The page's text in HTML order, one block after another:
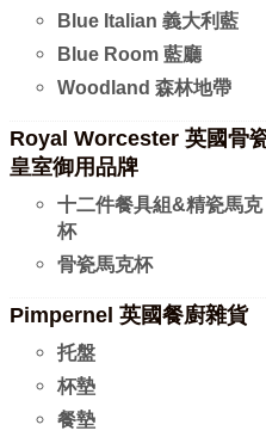
Blue Italian 義大利藍
Blue Room 藍廳
Woodland 森林地帶
Royal Worcester 英國骨
皇室御用品牌
十二件餐具組&精瓷馬克
杯
骨瓷馬克杯
Pimpernel 英國餐廚雜貨
托盤
杯墊
餐墊